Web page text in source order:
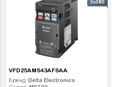
3x380
VFD25AMS43AFSAA
Бренд: Delta Electronics